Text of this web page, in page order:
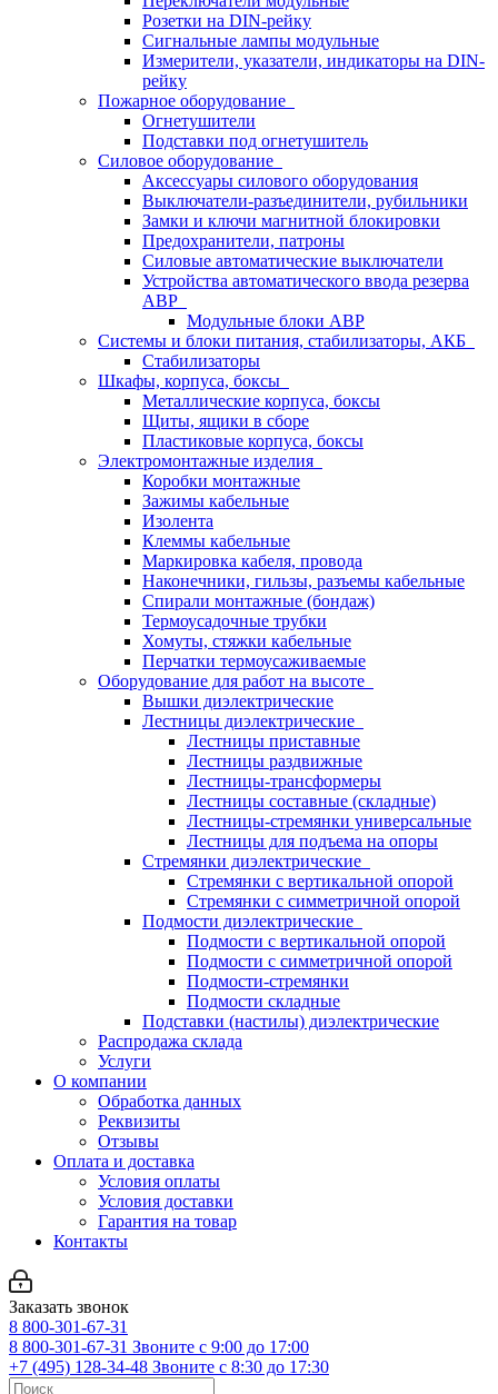
Розетки на DIN-рейку
Сигнальные лампы модульные
Измерители, указатели, индикаторы на DIN-
рейку
Пожарное оборудование
Огнетушители
Подставки под огнетушитель
Силовое оборудование
Аксессуары силового оборудования
Выключатели-разъединители, рубильники
Замки и ключи магнитной блокировки
Предохранители, патроны
Силовые автоматические выключатели
Устройства автоматического ввода резерва
АВР
Модульные блоки АВР
Системы и блоки питания, стабилизаторы, АКБ
Стабилизаторы
Шкафы, корпуса, боксы
Металлические корпуса, боксы
Щиты, ящики в сборе
Пластиковые корпуса, боксы
Электромонтажные изделия
Коробки монтажные
Зажимы кабельные
Изолента
Клеммы кабельные
Маркировка кабеля, провода
Наконечники, гильзы, разъемы кабельные
Спирали монтажные (бондаж)
Термоусадочные трубки
Хомуты, стяжки кабельные
Перчатки термоусаживаемые
Оборудование для работ на высоте
Вышки диэлектрические
Лестницы диэлектрические
Лестницы приставные
Лестницы раздвижные
Лестницы-трансформеры
Лестницы составные (складные)
Лестницы-стремянки универсальные
Лестницы для подъема на опоры
Стремянки диэлектрические
Стремянки с вертикальной опорой
Стремянки с симметричной опорой
Подмости диэлектрические
Подмости с вертикальной опорой
Подмости с симметричной опорой
Подмости-стремянки
Подмости складные
Подставки (настилы) диэлектрические
Распродажа склада
Услуги
О компании
Обработка данных
Реквизиты
Отзывы
Оплата и доставка
Условия оплаты
Условия доставки
Гарантия на товар
Контакты
Заказать звонок
8 800-301-67-31
8 800-301-67-31 Звоните с 9:00 до 17:00
+7 (495) 128-34-48 Звоните с 8:30 до 17:30